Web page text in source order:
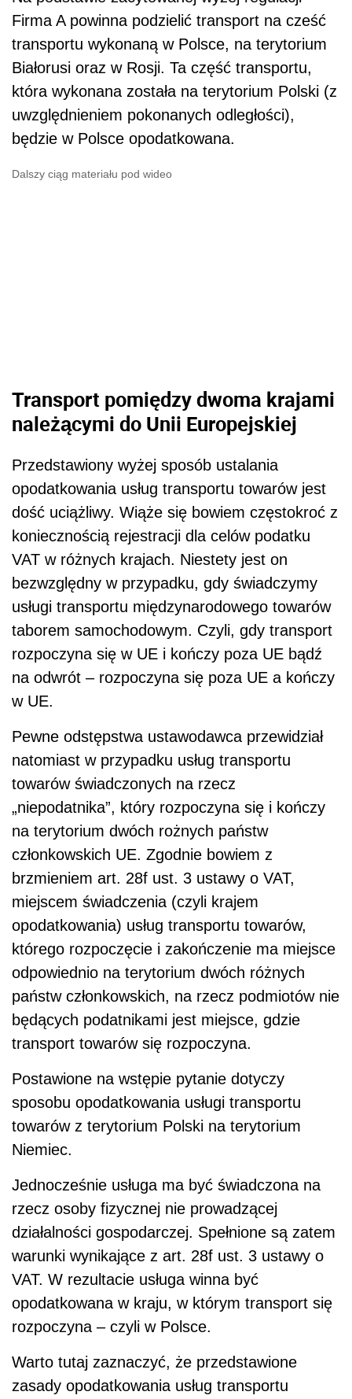
Firma A powinna podzielić transport na cześć
transportu wykonaną w Polsce, na terytorium
Białorusi oraz w Rosji. Ta część transportu,
która wykonana została na terytorium Polski (z
uwzględnieniem pokonanych odległości),
będzie w Polsce opodatkowana.
Dalszy ciąg materiału pod wideo
Transport pomiędzy dwoma krajami
należącymi do Unii Europejskiej
Przedstawiony wyżej sposób ustalania
opodatkowania usług transportu towarów jest
dość uciążliwy. Wiąże się bowiem częstokroć z
koniecznością rejestracji dla celów podatku
VAT w różnych krajach. Niestety jest on
bezwzględny w przypadku, gdy świadczymy
usługi transportu międzynarodowego towarów
taborem samochodowym. Czyli, gdy transport
rozpoczyna się w UE i kończy poza UE bądź
na odwrót – rozpoczyna się poza UE a kończy
w UE.
Pewne odstępstwa ustawodawca przewidział
natomiast w przypadku usług transportu
towarów świadczonych na rzecz
„niepodatnika”, który rozpoczyna się i kończy
na terytorium dwóch rożnych państw
członkowskich UE. Zgodnie bowiem z
brzmieniem art. 28f ust. 3 ustawy o VAT,
miejscem świadczenia (czyli krajem
opodatkowania) usług transportu towarów,
którego rozpoczęcie i zakończenie ma miejsce
odpowiednio na terytorium dwóch różnych
państw członkowskich, na rzecz podmiotów nie
będących podatnikami jest miejsce, gdzie
transport towarów się rozpoczyna.
Postawione na wstępie pytanie dotyczy
sposobu opodatkowania usługi transportu
towarów z terytorium Polski na terytorium
Niemiec.
Jednocześnie usługa ma być świadczona na
rzecz osoby fizycznej nie prowadzącej
działalności gospodarczej. Spełnione są zatem
warunki wynikające z art. 28f ust. 3 ustawy o
VAT. W rezultacie usługa winna być
opodatkowana w kraju, w którym transport się
rozpoczyna – czyli w Polsce.
Warto tutaj zaznaczyć, że przedstawione
zasady opodatkowania usług transportu